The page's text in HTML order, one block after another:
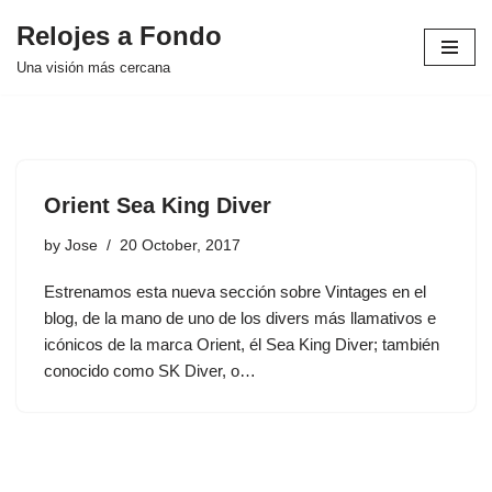
Skip
Relojes a Fondo
Una visión más cercana
Orient Sea King Diver
by Jose 20 October, 2017
Estrenamos esta nueva sección sobre Vintages en el
blog, de la mano de uno de los divers más llamativos e
icónicos de la marca Orient, él Sea King Diver; también
conocido como SK Diver, o…